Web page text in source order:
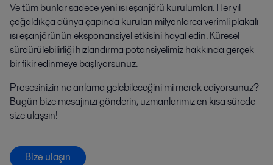
Ve tüm bunlar sadece yeni ısı eşanjörü kurulumları. Her yıl
çoğaldıkça dünya çapında kurulan milyonlarca verimli plakalı
ısı eşanjörünün eksponansiyel etkisini hayal edin. Küresel
sürdürülebilirliği hızlandırma potansiyelimiz hakkında gerçek
bir fikir edinmeye başlıyorsunuz.
Prosesinizin ne anlama gelebileceğini mi merak ediyorsunuz?
Bugün bize mesajınızı gönderin, uzmanlarımız en kısa sürede
size ulaşsın!
Bize ulaşın